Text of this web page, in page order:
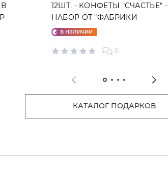
12ШТ. - КОНФЕТЫ "СЧАСТЬЕ" -
НАБОР ОТ "ФАБРИКИ
СЧАСТЬЕ"
в наличии
0
КАТАЛОГ ПОДАРКОВ